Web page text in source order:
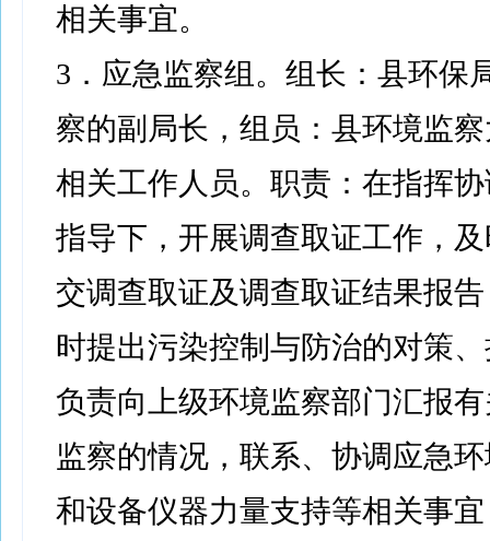
相关事宜。
3．应急监察组。组长：县环保
察的副局长，组员：县环境监
相关工作人员。职责：在指挥
指导下，开展调查取证工作，
交调查取证及调查取证结果报
时提出污染控制与防治的对策
负责向上级环境监察部门汇报
监察的情况，联系、协调应急
和设备仪器力量支持等相关事